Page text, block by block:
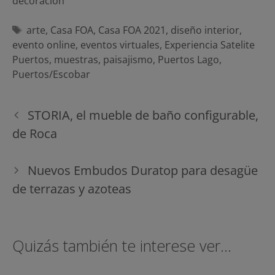
Etiquetas
arte, Casa FOA, Casa FOA 2021, diseño interior,
evento online, eventos virtuales, Experiencia Satelite
Puertos, muestras, paisajismo, Puertos Lago,
Puertos/Escobar
Navegación
de
entradas
STORIA, el mueble de baño configurable,
de Roca
Nuevos Embudos Duratop para desagüe
de terrazas y azoteas
Quizás también te interese ver...